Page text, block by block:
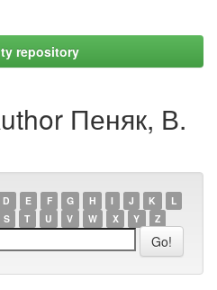
repository
Пеняк, В.
D E F G H I J K
L
S T U V W X Y Z